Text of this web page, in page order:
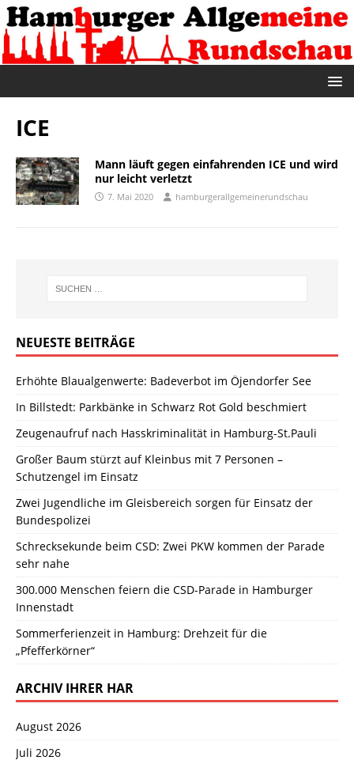
ICE
Mann läuft gegen einfahrenden ICE und wird
nur leicht verletzt
7. Mai 2020 hamburgerallgemeinerundschau
NEUESTE BEITRÄGE
Erhöhte Blaualgenwerte: Badeverbot im Öjendorfer See
In Billstedt: Parkbänke in Schwarz Rot Gold beschmiert
Zeugenaufruf nach Hasskriminalität in Hamburg-St.Pauli
Großer Baum stürzt auf Kleinbus mit 7 Personen –
Schutzengel im Einsatz
Zwei Jugendliche im Gleisbereich sorgen für Einsatz der
Bundespolizei
Schrecksekunde beim CSD: Zwei PKW kommen der Parade
sehr nahe
300.000 Menschen feiern die CSD-Parade in Hamburger
Innenstadt
Sommerferienzeit in Hamburg: Drehzeit für die
„Pfefferkörner“
ARCHIV IHRER HAR
August 2026
Juli 2026